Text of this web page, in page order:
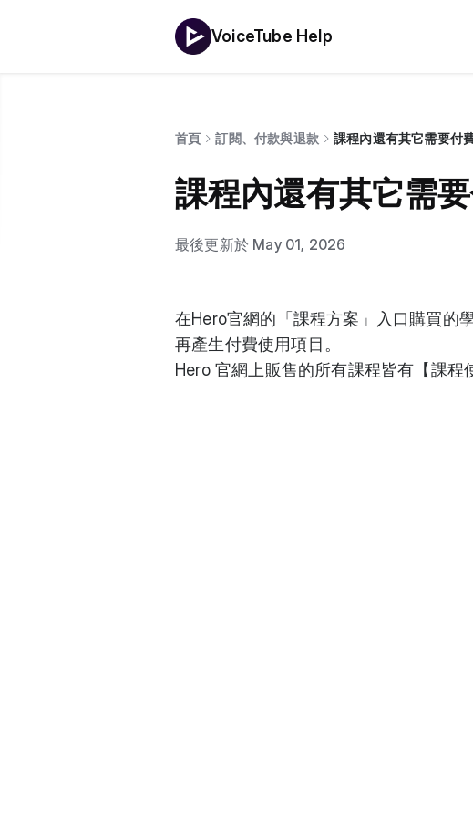
VoiceTube Help
首頁 訂閱、付款與退款 課程內還有其它需要付
課程內還有其它需
最後更新於 May 01, 2026
在Hero官網的「 課程方案 」入口購買的
再產生付費使用項目。
Hero 官網上販售的所有課程皆有【課程